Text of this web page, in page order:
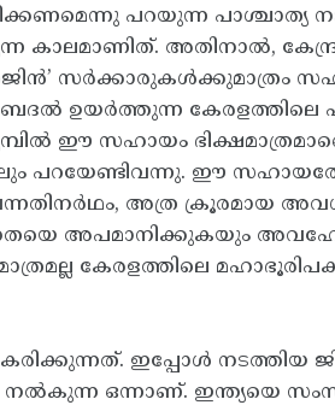
പറയുന്ന പാശ്ചാത്യ
കാലമാണിത്. അതിനാൽ,
സർക്കാരുകൾക്കുമാത്രം
ബദൽ ഉയർത്തുന്ന
ഈ സഹായം
പറയേണ്ടിവന്നു. ഈ
അത്ര ക്രൂരമായ
ജനതയെ അപമാനിക്കുകയും
കേരളത്തിലെ
ഇപ്പോൾ നടത്തിയ
നൽകുന്ന ഒന്നാണ്. ഇന്ത്യയെ